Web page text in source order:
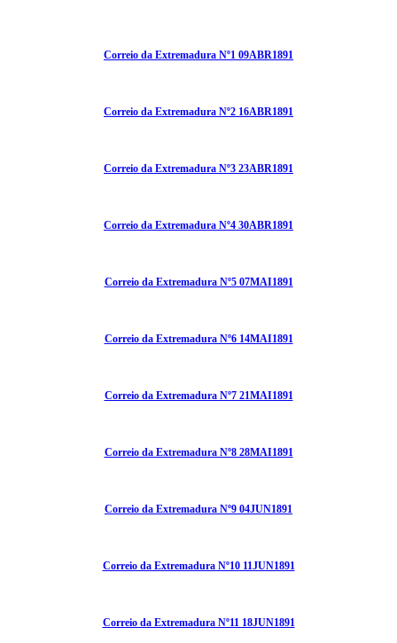
Correio da Extremadura Nº1 09ABR1891
Correio da Extremadura Nº2 16ABR1891
Correio da Extremadura Nº3 23ABR1891
Correio da Extremadura Nº4 30ABR1891
Correio da Extremadura Nº5 07MAI1891
Correio da Extremadura Nº6 14MAI1891
Correio da Extremadura Nº7 21MAI1891
Correio da Extremadura Nº8 28MAI1891
Correio da Extremadura Nº9 04JUN1891
Correio da Extremadura Nº10 11JUN1891
Correio da Extremadura Nº11 18JUN1891